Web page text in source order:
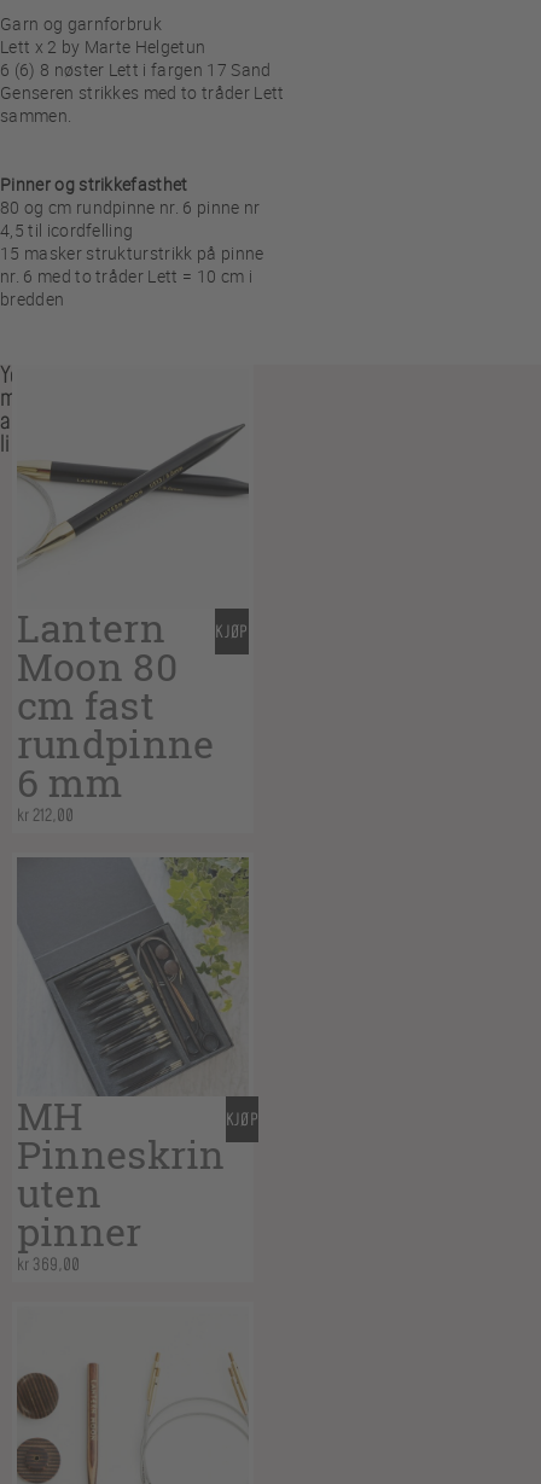
Garn og garnforbruk
Lett x 2 by Marte Helgetun
6 (6) 8 nøster Lett i fargen 17 Sand
Genseren strikkes med to tråder Lett
sammen.
Pinner og strikkefasthet
80 og cm rundpinne nr. 6 pinne nr
4,5 til icordfelling
15 masker strukturstrikk på pinne
nr. 6 med to tråder Lett = 10 cm i
bredden
You
may
also
like…
Lantern
Moon 80
cm fast
rundpinne
6 mm
kr212,00
KJØP
MH
Pinneskrin
uten
pinner
kr369,00
KJØP